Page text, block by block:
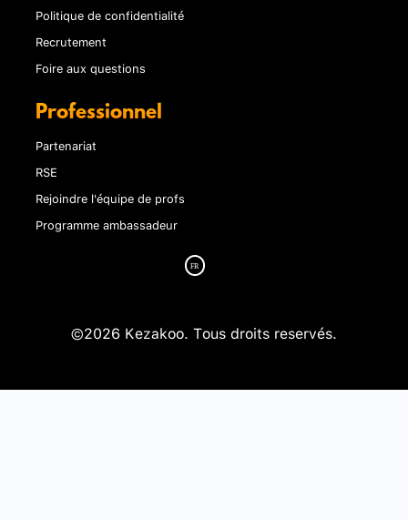
Politique de confidentialité
Recrutement
Foire aux questions
Professionnel
Partenariat
RSE
Rejoindre l'équipe de profs
Programme ambassadeur
©2026 Kezakoo. Tous droits reservés.